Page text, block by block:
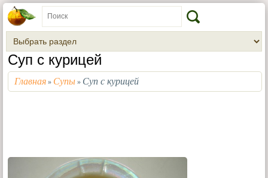
Суп с курицей
Главная » Супы » Суп с курицей